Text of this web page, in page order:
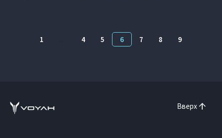
1 4 5 6 7 8 9
Вверх